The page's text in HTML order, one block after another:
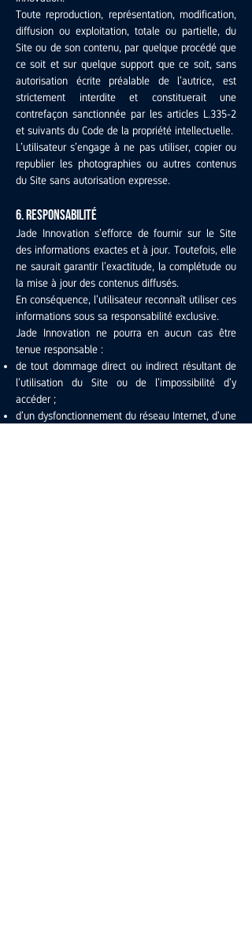
Toute reproduction, représentation, modification,
diffusion ou exploitation, totale ou partielle, du
Site ou de son contenu, par quelque procédé que
ce soit et sur quelque support que ce soit, sans
autorisation écrite préalable de l’autrice, est
strictement interdite et constituerait une
contrefaçon sanctionnée par les articles L.335-2
et suivants du Code de la propriété intellectuelle.
L’utilisateur s’engage à ne pas utiliser, copier ou
republier les photographies ou autres contenus
du Site sans autorisation expresse.
6. Responsabilité
Jade Innovation s’efforce de fournir sur le Site
des informations exactes et à jour. Toutefois, elle
ne saurait garantir l’exactitude, la complétude ou
la mise à jour des contenus diffusés.
En conséquence, l’utilisateur reconnaît utiliser ces
informations sous sa responsabilité exclusive.
Jade Innovation ne pourra en aucun cas être
tenue responsable :
de tout dommage direct ou indirect résultant de
l’utilisation du Site ou de l’impossibilité d’y
accéder ;
d’un dysfonctionnement du réseau Internet, d’une